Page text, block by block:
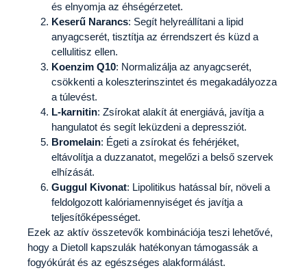
és elnyomja az éhségérzetet.
Keserű Narancs: Segít helyreállítani a lipid
anyagcserét, tisztítja az érrendszert és küzd a
cellulitisz ellen.
Koenzim Q10: Normalizálja az anyagcserét,
csökkenti a koleszterinszintet és megakadályozza
a túlevést.
L-karnitin: Zsírokat alakít át energiává, javítja a
hangulatot és segít leküzdeni a depressziót.
Bromelain: Égeti a zsírokat és fehérjéket,
eltávolítja a duzzanatot, megelőzi a belső szervek
elhízását.
Guggul Kivonat: Lipolitikus hatással bír, növeli a
feldolgozott kalóriamennyiséget és javítja a
teljesítőképességet.
Ezek az aktív összetevők kombinációja teszi lehetővé,
hogy a Dietoll kapszulák hatékonyan támogassák a
fogyókúrát és az egészséges alakformálást.